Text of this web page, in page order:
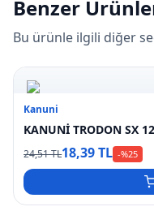
Benzer
Bu ürünle ilgili diğer
Kanuni
KANUNİ TRODON SX
24,51 TL18,39 TL -%25